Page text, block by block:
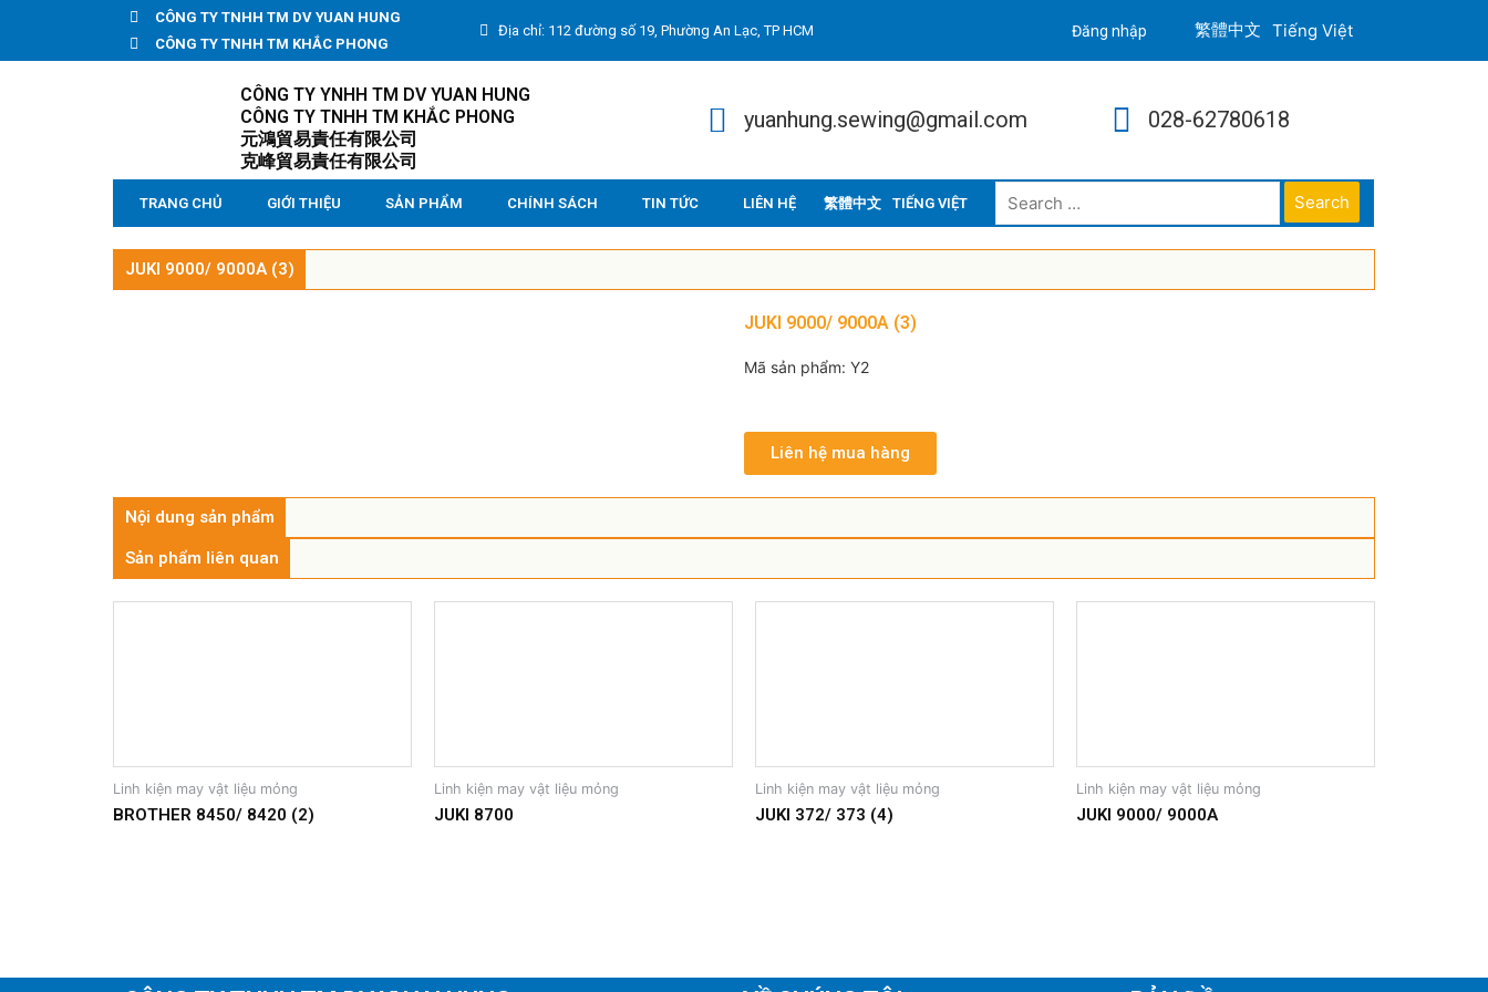
CÔNG TY TNHH TM DV YUAN HUNG
CÔNG TY TNHH TM KHẮC PHONG
Địa chỉ: 112 đường số 19, Phường An Lạc, TP HCM Đăng nhập Tiếng Việt
CÔNG TY YNHH TM DV YUAN HUNG
CÔNG TY TNHH TM KHẮC PHONG
元鴻貿易責任有限公司
克峰貿易責任有限公司
yuanhung.sewing@gmail.com 028-62780618
TRANG CHỦ GIỚI THIỆU SẢN PHẨM CHÍNH SÁCH TIN TỨC LIÊN HỆ TIẾNG VIỆT
JUKI 9000/ 9000A (3)
JUKI 9000/ 9000A (3)
Mã sản phẩm: Y2
Liên hệ mua hàng
Nội dung sản phẩm
Sản phẩm liên quan
Linh kiện may vật liệu mỏng
BROTHER 8450/ 8420 (2)
Linh kiện may vật liệu mỏng
JUKI 8700
Linh kiện may vật liệu mỏng
JUKI 372/ 373 (4)
Linh kiện may vật liệu mỏng
JUKI 9000/ 9000A